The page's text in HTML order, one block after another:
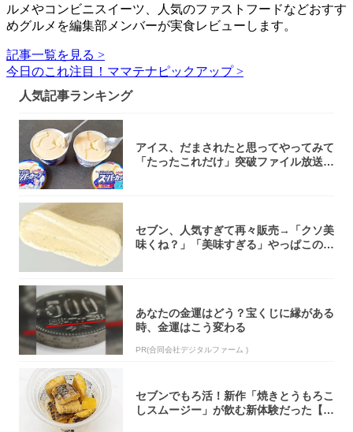
ルメやコンビニスイーツ、人気のファストフードなどおすす
めグルメを編集部メンバーが実食レビューします。
記事一覧を見る >
今日のこれ注目！ママテナピックアップ >
人気記事ランキング
アイス、だまされたと思ってやってみて
「たったこれだけ」突破ファイル放送で
セブン、人気すぎて再々販売→「クソ美
味くね？」「美味すぎる」やっぱこのク
あなたの金運はどう？宝くじに縁がある
時、金運はこう変わる
PR(合同会社デジタルファーム )
セブンでもろ活！新作「焼きとうもろこ
しスムージー」が飲む新体験だった【東